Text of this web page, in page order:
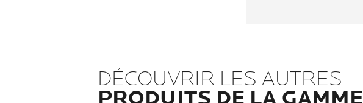
DÉCOUVRIR LES AUTRES